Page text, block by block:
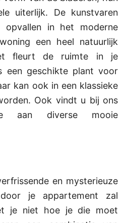
uiterlijk. De kunstvaren
opvallen in het moderne
een heel natuurlijk
fleurt de ruimte in je
een geschikte plant voor
kan ook in een klassieke
Ook vindt u bij ons
aan diverse mooie
en mysterieuze
je appartement zal
je niet hoe je die moet